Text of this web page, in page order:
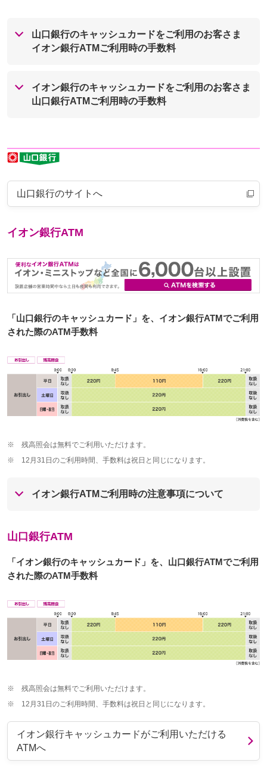
山口銀行のキャッシュカードをご利用のお客さま
イオン銀行ATMご利用時の手数料
イオン銀行のキャッシュカードをご利用のお客さま
山口銀行ATMご利用時の手数料
山口銀行のサイトへ
イオン銀行ATM
「山口銀行のキャッシュカード」を、イオン銀行ATMでご利用
された際のATM手数料
※
残高照会は無料でご利用いただけます。
※
12月31日のご利用時間、手数料は祝日と同じになります。
イオン銀行ATMご利用時の注意事項について
山口銀行ATM
「イオン銀行のキャッシュカード」を、山口銀行ATMでご利用
された際のATM手数料
※
残高照会は無料でご利用いただけます。
※
12月31日のご利用時間、手数料は祝日と同じになります。
イオン銀行キャッシュカードがご利用いただける
ATMへ